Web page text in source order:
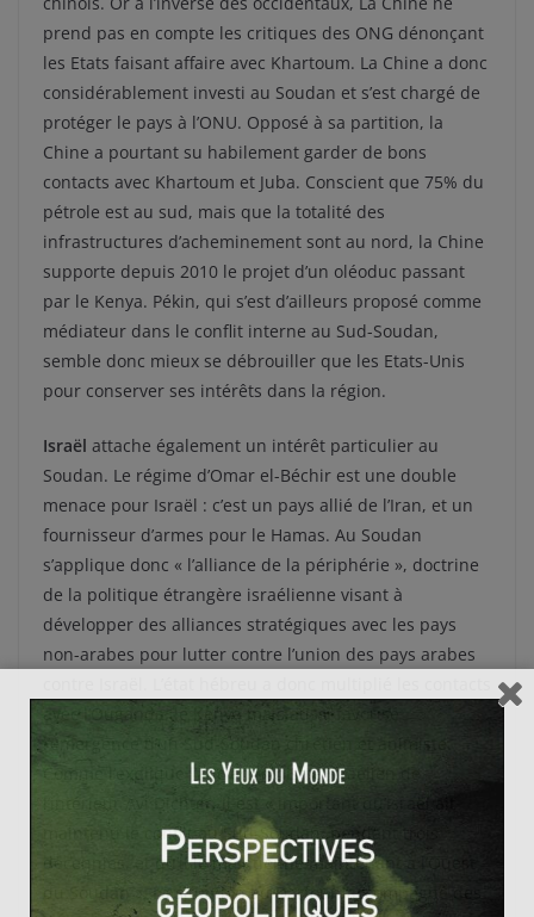
prend pas en compte les critiques des ONG dénonçant
les Etats faisant affaire avec Khartoum. La Chine a donc
considérablement investi au Soudan et s’est chargé de
protéger le pays à l’ONU. Opposé à sa partition, la
Chine a pourtant su habilement garder de bons
contacts avec Khartoum et Juba. Conscient que 75% du
pétrole est au sud, mais que la totalité des
infrastructures d’acheminement sont au nord, la Chine
supporte depuis 2010 le projet d’un oléoduc passant
par le Kenya. Pékin, qui s’est d’ailleurs proposé comme
médiateur dans le conflit interne au Sud-Soudan,
semble donc mieux se débrouiller que les Etats-Unis
pour conserver ses intérêts dans la région.
Israël attache également un intérêt particulier au
Soudan. Le régime d’Omar el-Béchir est une double
menace pour Israël : c’est un pays allié de l’Iran, et un
fournisseur d’armes pour le Hamas. Au Soudan
s’applique donc « l’alliance de la périphérie », doctrine
de la politique étrangère israélienne visant à
développer des alliances stratégiques avec les pays
non-arabes pour lutter contre l’union des pays arabes
avec l’Ouganda, le Kenya mais aussi favorisé
l’émergence d’un Sud-Soudan chrétien et animiste.
Comme l’explique l’ancien ministre israélien de
l’intérieur Avi Dichter, il est « important qu’Israël ait
maintenu le conflit au Sud-Soudan, pendant trois
décennies, et qu’il le maintienne maintenant à l’Ouest
du Soudan ». La situation au Darfour, accompagné des